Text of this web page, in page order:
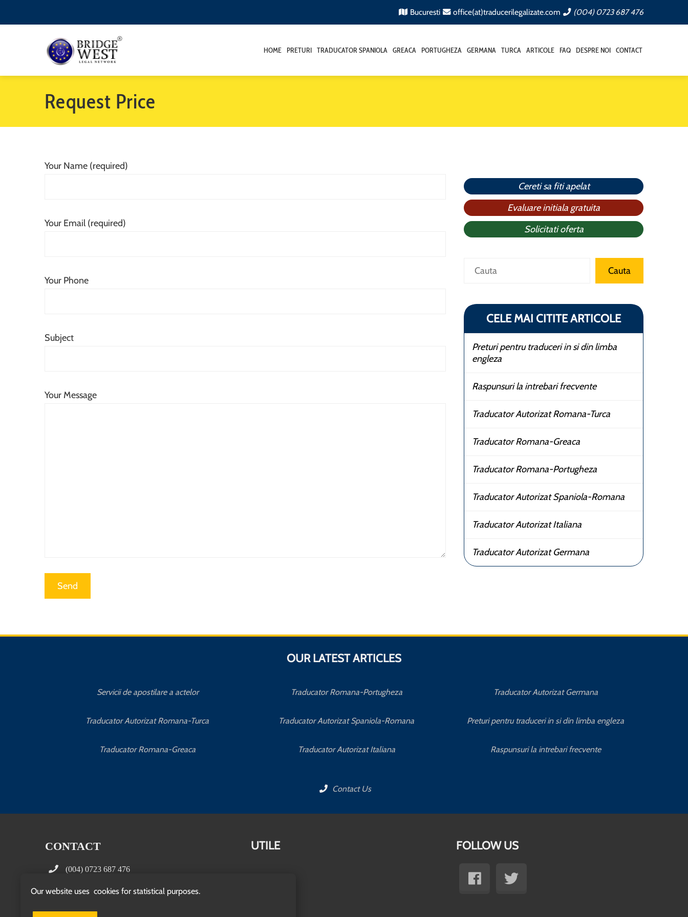
Our website uses cookies for statistical purposes.
Bucuresti office(at)traducerilegalizate.com (004) 0723 687 476
HOME PRETURI TRADUCATOR SPANIOLA GREACA PORTUGHEZA GERMANA TURCA ARTICOLE FAQ DESPRE NOI CONTACT
Request Price
Your Name (required)
Your Email (required)
Your Phone
Subject
Your Message
Cereti sa fiti apelat
Evaluare initiala gratuita
Solicitati oferta
Search Cauta
CELE MAI CITITE ARTICOLE
Preturi pentru traduceri in si din limba
engleza
Raspunsuri la intrebari frecvente
Traducator Autorizat Romana-Turca
Traducator Romana-Greaca
Traducator Romana-Portugheza
Traducator Autorizat Spaniola-Romana
Traducator Autorizat Italiana
Traducator Autorizat Germana
OUR LATEST ARTICLES
Servicii de apostilare a actelor
Traducator Autorizat Romana-Turca
Traducator Romana-Greaca
Traducator Romana-Portugheza
Traducator Autorizat Spaniola-Romana
Traducator Autorizat Italiana
Traducator Autorizat Germana
Preturi pentru traduceri in si din limba engleza
Raspunsuri la intrebari frecvente
Contact Us
CONTACT
(004) 0723 687 476
office(at)traducerilegalizate.com
UTILE FOLLOW US